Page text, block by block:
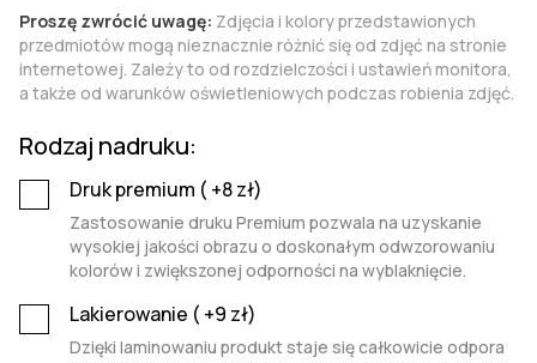
Proszę zwrócić uwagę: Zdjęcia i kolory przedstawionych
przedmiotów mogą nieznacznie różnić się od zdjęć na stronie
internetowej. Zależy to od rozdzielczości i ustawień monitora,
a także od warunków oświetleniowych podczas robienia zdjęć.
Rodzaj nadruku:
Druk premium ( +8zł)
Zastosowanie druku Premium pozwala na uzyskanie
wysokiej jakości obrazu o doskonałym odwzorowaniu
kolorów i zwiększonej odporności na wyblaknięcie.
Lakierowanie ( +9 zł)
Dzięki laminowaniu produkt staje się całkowicie odpora